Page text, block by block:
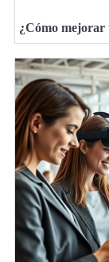
¿Cómo mejorar